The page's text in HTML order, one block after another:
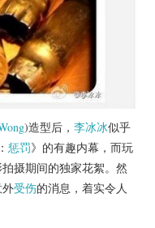
)造型后，李冰冰似乎
惩罚》的有趣内幕，而玩
摄期间的独家花絮。然
外受伤的消息，着实令人